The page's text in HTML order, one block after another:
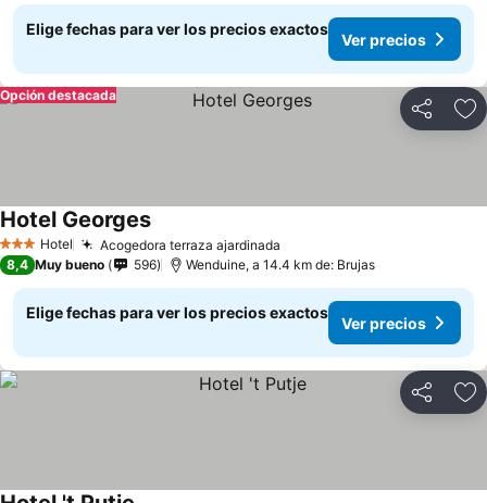
Elige fechas para ver los precios exactos
Ver precios
Compartir
Opción destacada
3 Estrellas
Hotel Acogedora terraza ajardinada
Hotel GeorgesVer precios
8,4 Muy bueno 596 Wenduine, a 14.4 km de: Brujas
Elige fechas para ver los precios exactos
Ver precios
Compartir